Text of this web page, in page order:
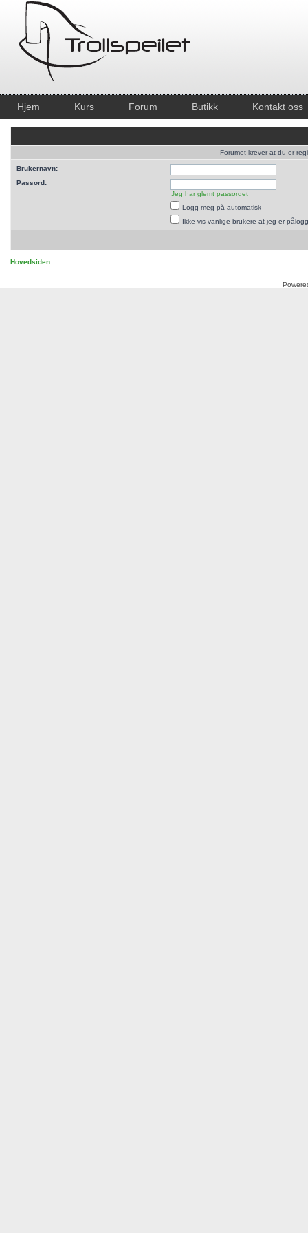
Hjem Kurs Forum Butikk Kontakt oss
Forumet krever at du er
Brukernavn:
Passord:
Jeg har glemt passordet
Logg meg på automatisk
Ikke vis vanlige brukere at jeg er
Hovedsiden